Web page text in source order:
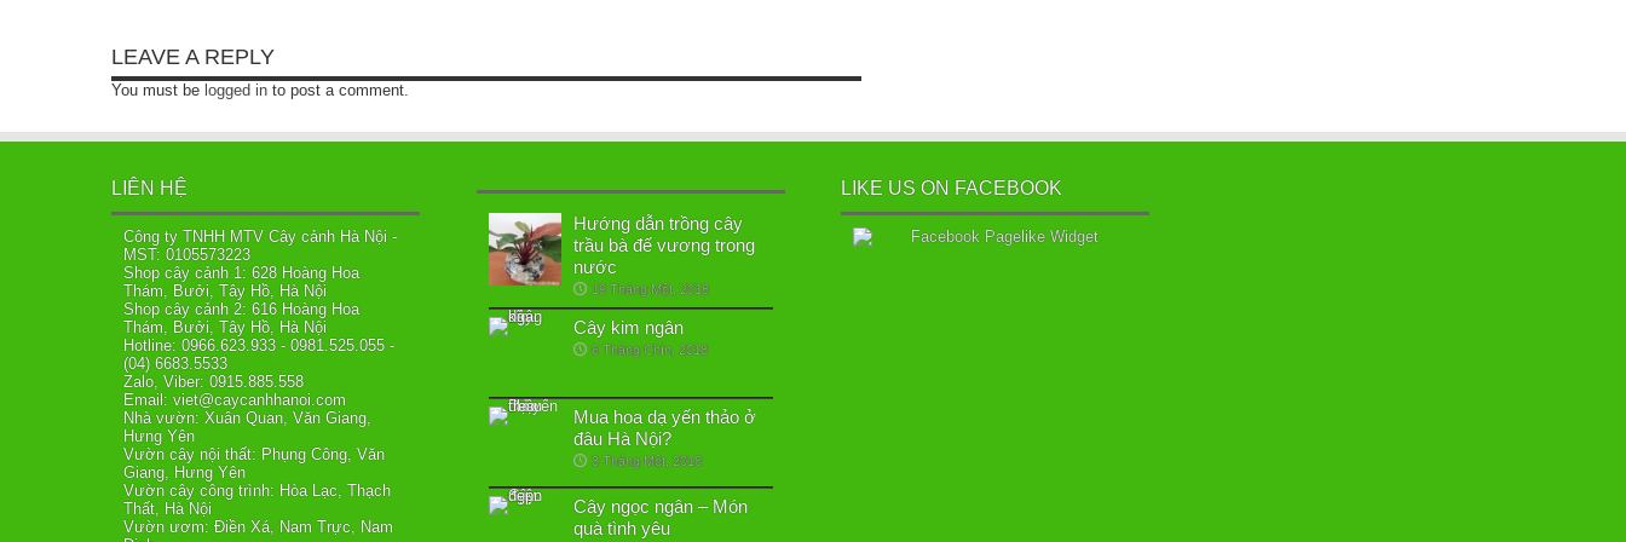
LEAVE A REPLY
You must be logged in to post a comment.
LIÊN HỆ
Công ty TNHH MTV Cây cảnh Hà Nội -
MST: 0105573223
Shop cây cảnh 1: 628 Hoàng Hoa
Thám, Bưởi, Tây Hồ, Hà Nội
Shop cây cảnh 2: 616 Hoàng Hoa
Thám, Bưởi, Tây Hồ, Hà Nội
Hotline: 0966.623.933 - 0981.525.055 -
(04) 6683.5533
Zalo, Viber: 0915.885.558
Email: viet@caycanhhanoi.com
Nhà vườn: Xuân Quan, Văn Giang,
Hưng Yên
Vườn cây nội thất: Phụng Công, Văn
Giang, Hưng Yên
Vườn cây công trình: Hòa Lạc, Thạch
Thất, Hà Nội
Vườn ươm: Điền Xá, Nam Trực, Nam
Hướng dẫn trồng cây
trầu bà đế vương trong
nước
19 Tháng Một, 2018
Cây kim ngân
6 Tháng Chín, 2018
Mua hoa dạ yến thảo ở
đâu Hà Nội?
3 Tháng Một, 2018
Cây ngọc ngân – Món
quà tình yêu
LIKE US ON FACEBOOK